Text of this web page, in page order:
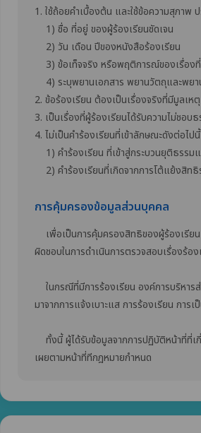
1. ใช้ถ้อยคำเบื้องต้น และใช้ข้อความสุภาพ
1) ชื่อ ที่อยู่ ของผู้ร้องเรียนชัดเจน
2) วัน เดือน ปีของหนังสือร้องเรียน
3) ข้อเท็จจริง หรือพฤติการณ์ของเรื่องที่
4) ระบุพยานเอกสาร พยานวัตถุและพย
2. ข้อร้องเรียน ต้องเป็นเรื่องจริงที่มีมูลเ
3. เป็นเรื่องที่ผู้ร้องเรียนได้รับความไม่ชอ
4. ไม่เป็นคำร้องเรียนที่เข้าลักษณะดังต่อไปนี้
1) คำร้องเรียน ที่เข้าสู่กระบวนยุติธรรม
2) คำร้องเรียนที่เกิดจากการโต้แย้งสิท
การคุ้มครองข้อมูลส่วนบุคคล
เพื่อเป็นการคุ้มครองสิทธิของผู้ร้องเรียน
ผิดชอบในการดำเนินการตรวจสอบเรื่องร้อ
ในกรณีที่มีการร้องเรียน องค์การบริหาร
มาจากการแจ้งเบาะแส การร้องเรียน การ
ทั้งนี้ ผู้ได้รับข้อมูลจากการปฏิบัติหน้าที่ที่เ
เผยตามหน้าที่ทีกฎหมายกำหนด